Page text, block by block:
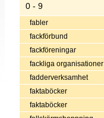
0 - 9
fabler
fackförbund
fackföreningar
fackliga organisationer
fadderverksamhet
faktaböcker
faktaböcker